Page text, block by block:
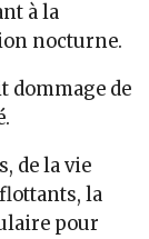
à la
nocturne.
dommage de
de la vie
la
pour